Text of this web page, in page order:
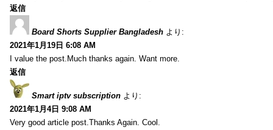
返信
Board Shorts Supplier Bangladesh より:
2021年1月19日 6:08 AM
I value the post.Much thanks again. Want more.
返信
Smart iptv subscription より:
2021年1月4日 9:08 AM
Very good article post.Thanks Again. Cool.